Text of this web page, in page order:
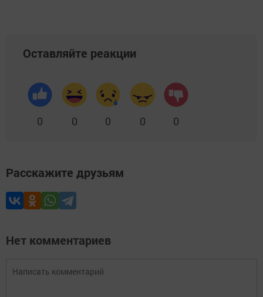
Оставляйте реакции
0 0 0 0 0
Расскажите друзьям
Нет комментариев